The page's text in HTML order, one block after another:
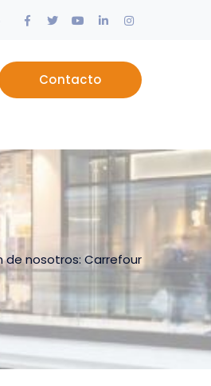
Facebook
TwitterYoutube
LinkedInInstagram
Contacto
de nosotros: Carrefour